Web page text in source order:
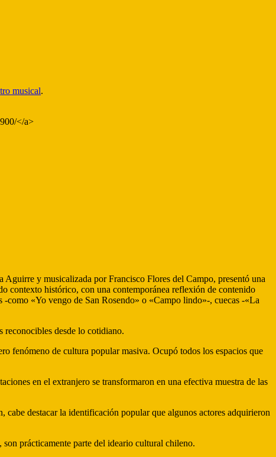
musical.
</a>
y musicalizada por Francisco Flores del Campo, presentó una
contexto histórico, con una contemporánea reflexión de contenido
como «Yo vengo de San Rosendo» o «Campo lindo»-, cuecas -«La
reconocibles desde lo cotidiano.
fenómeno de cultura popular masiva. Ocupó todos los espacios que
en el extranjero se transformaron en una efectiva muestra de las
cabe destacar la identificación popular que algunos actores adquirieron
prácticamente parte del ideario cultural chileno.